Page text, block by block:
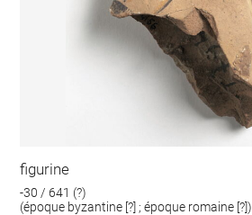
figurine
-30 / 641 (?)
(époque byzantine [?] ; époque romaine [?])